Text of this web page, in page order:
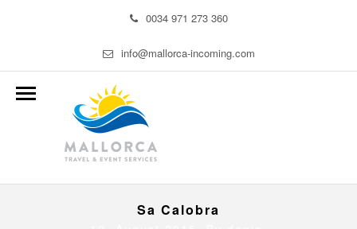
0034 971 273 360
info@mallorca-incoming.com
Sa Calobra